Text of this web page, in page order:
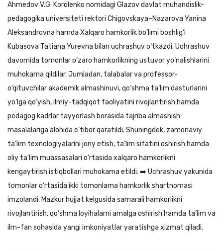
Ahmedov V.G. Korolenko nomidagi Glazov davlat muhandislik-
pedagogika universiteti rektori Chigovskaya–Nazarova Yanina
Aleksandrovna hamda Xalqaro hamkorlik bo‘limi boshlig‘i
Kubasova Tatiana Yurevna bilan uchrashuv o‘tkazdi. Uchrashuv
davomida tomonlar o‘zaro hamkorlikning ustuvor yo‘nalishlarini
muhokama qildilar. Jumladan, talabalar va professor-
o‘qituvchilar akademik almashinuvi, qo‘shma ta’lim dasturlarini
yo‘lga qo‘yish, ilmiy-tadqiqot faoliyatini rivojlantirish hamda
pedagog kadrlar tayyorlash borasida tajriba almashish
masalalariga alohida e’tibor qaratildi. Shuningdek, zamonaviy
ta’lim texnologiyalarini joriy etish, ta’lim sifatini oshirish hamda
oliy ta’lim muassasalari o‘rtasida xalqaro hamkorlikni
kengaytirish istiqbollari muhokama etildi. ➡️ Uchrashuv yakunida
tomonlar o‘rtasida ikki tomonlama hamkorlik shartnomasi
imzolandi. Mazkur hujjat kelgusida samarali hamkorlikni
rivojlantirish, qo‘shma loyihalarni amalga oshirish hamda ta’lim va
ilm-fan sohasida yangi imkoniyatlar yaratishga xizmat qiladi.